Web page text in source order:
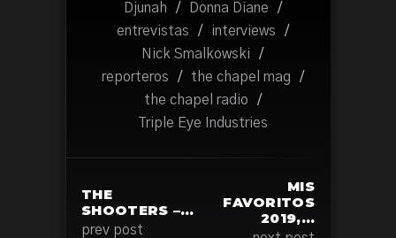
Djunah
/ Donna Diane
/
entrevistas
/ interviews
/
Nick Smalkowski
/
reporteros
/ the chapel mag
/
the chapel radio
/
Triple Eye Industries
THE
SHOOTERS –…
prev post
MIS
FAVORITOS
2019,…